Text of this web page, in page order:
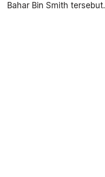
Bahar Bin Smith tersebut.